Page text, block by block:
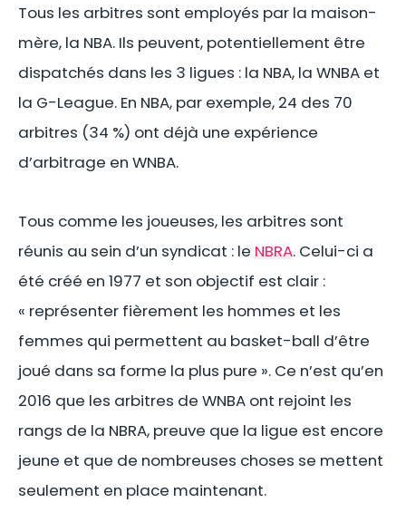
Tous les arbitres sont employés par la maison-
mère, la NBA. Ils peuvent, potentiellement être
dispatchés dans les 3 ligues : la NBA, la WNBA et
la G-League. En NBA, par exemple, 24 des 70
arbitres (34 %) ont déjà une expérience
d’arbitrage en WNBA.
Tous comme les joueuses, les arbitres sont
réunis au sein d’un syndicat : le NBRA. Celui-ci a
été créé en 1977 et son objectif est clair :
« représenter fièrement les hommes et les
femmes qui permettent au basket-ball d’être
joué dans sa forme la plus pure ». Ce n’est qu’en
2016 que les arbitres de WNBA ont rejoint les
rangs de la NBRA, preuve que la ligue est encore
jeune et que de nombreuses choses se mettent
seulement en place maintenant.